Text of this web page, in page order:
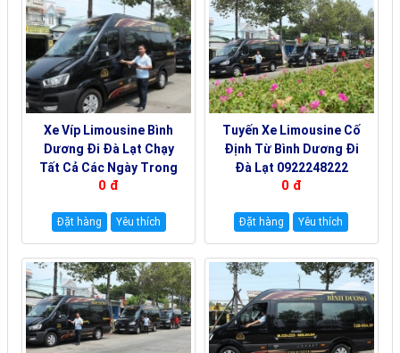
Xe Víp Limousine Bình
Dương Đi Đà Lạt Chạy
Tất Cả Các Ngày Trong
Tuần 0922242225
0 đ
Đặt hàng Yêu thích
Tuyến Xe Limousine Cố
Định Từ Bình Dương Đi
Đà Lạt 0922248222
0 đ
Đặt hàng Yêu thích